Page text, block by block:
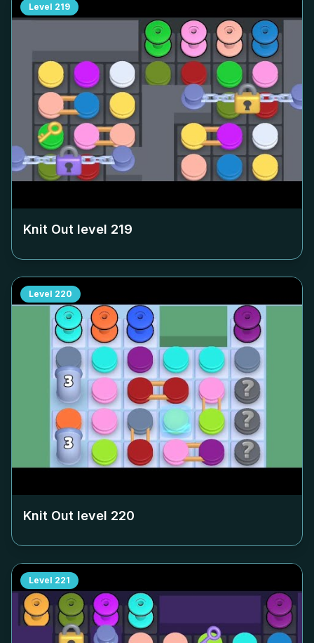
Level 219
Knit Out level 219
Level 220
Knit Out level 220
Level 221